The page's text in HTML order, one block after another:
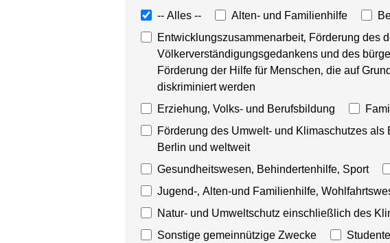
-- Alles --
Alten- und Familienhilfe
Entwicklungszusammenarbeit‚ Förderung des
Völkerverständigungsgedankens und des
Förderung der Hilfe für Menschen‚ die auf
diskriminiert werden
Erziehung‚ Volks- und Berufsbildung
Förderung des Umwelt- und Klimaschutzes
Berlin und weltweit
Gesundheitswesen‚ Behindertenhilfe‚ Sport
Jugend-‚ Alten-und Familienhilfe‚
Natur- und Umweltschutz einschließlich des
Sonstige gemeinnützige Zwecke